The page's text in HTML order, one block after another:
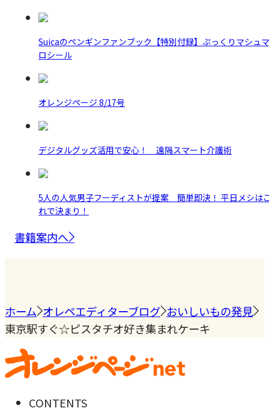
Suicaのペンギンファンブック【特別付録】ぷっくりマシュマ
ロシール
オレンジページ 8/17号
デジタルグッズ活用で安心！ 遠隔スマート介護術
5人の人気男子フーディストが提案 簡単即決！ 平日メシは
れで決まり！
書籍案内へ
ホーム オレペエディターブログ おいしいもの発見
東京駅すぐ☆ピスタチオ好き集まれケーキ
CONTENTS